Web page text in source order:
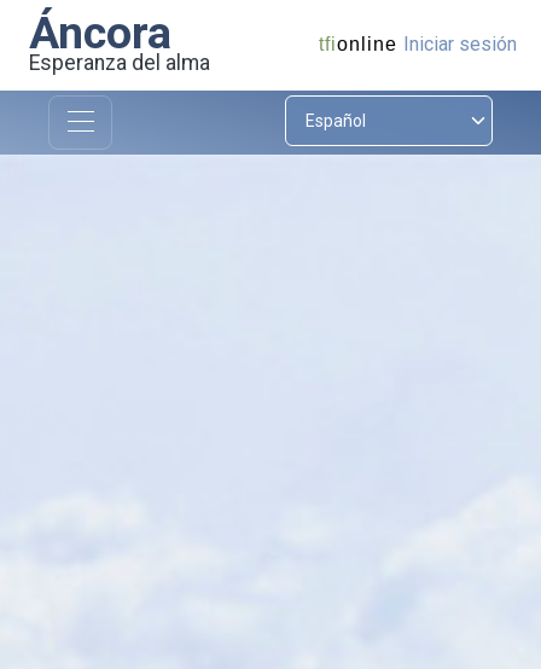
Áncora
Esperanza del alma
tfionline Iniciar sesión